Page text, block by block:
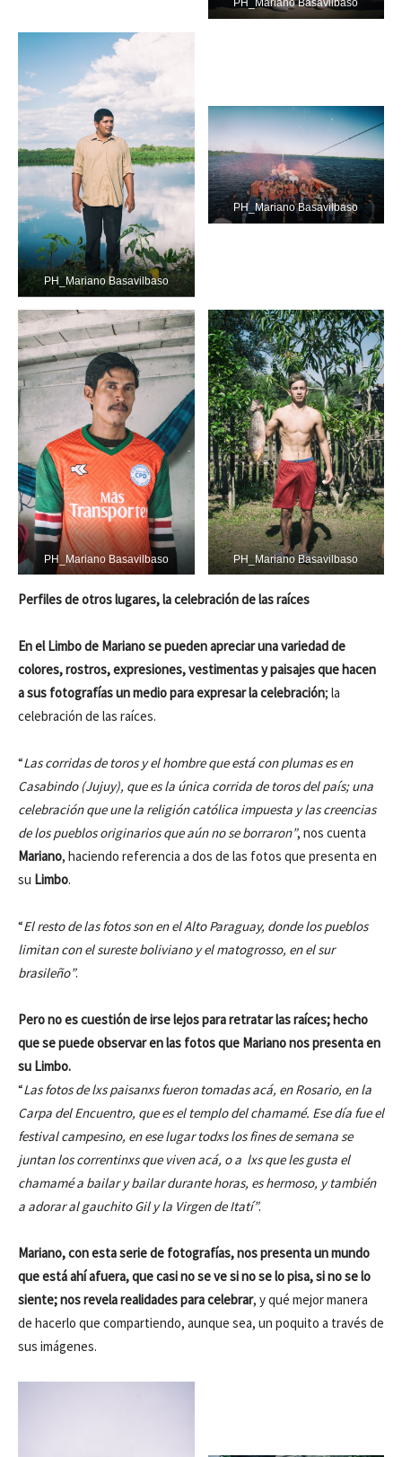
PH_Mariano Basavilbaso
PH_Mariano Basavilbaso
PH_Mariano Basavilbaso
PH_Mariano Basavilbaso PH_Mariano Basavilbaso
Perfiles de otros lugares, la celebración de las raíces
En el Limbo de Mariano se pueden apreciar una variedad de
colores, rostros, expresiones, vestimentas y paisajes que hacen
a sus fotografías un medio para expresar la celebración; la
celebración de las raíces.
“Las corridas de toros y el hombre que está con plumas es en
Casabindo (Jujuy), que es la única corrida de toros del país; una
celebración que une la religión católica impuesta y las creencias
de los pueblos originarios que aún no se borraron”, nos cuenta
Mariano, haciendo referencia a dos de las fotos que presenta en
su Limbo.
“El resto de las fotos son en el Alto Paraguay, donde los pueblos
limitan con el sureste boliviano y el matogrosso, en el sur
brasileño”.
Pero no es cuestión de irse lejos para retratar las raíces; hecho
que se puede observar en las fotos que Mariano nos presenta en
su Limbo.
“Las fotos de lxs paisanxs fueron tomadas acá, en Rosario, en la
Carpa del Encuentro, que es el templo del chamamé. Ese día fue el
festival campesino, en ese lugar todxs los fines de semana se
juntan los correntinxs que viven acá, o a lxs que les gusta el
chamamé a bailar y bailar durante horas, es hermoso, y también
a adorar al gauchito Gil y la Virgen de Itatí”.
Mariano, con esta serie de fotografías, nos presenta un mundo
que está ahí afuera, que casi no se ve si no se lo pisa, si no se lo
siente; nos revela realidades para celebrar, y qué mejor manera
de hacerlo que compartiendo, aunque sea, un poquito a través de
sus imágenes.